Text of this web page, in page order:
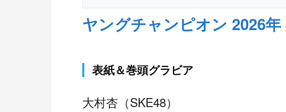
ヤングチャンピオン 2026年
表紙＆巻頭グラビア
大村杏 （SKE48）